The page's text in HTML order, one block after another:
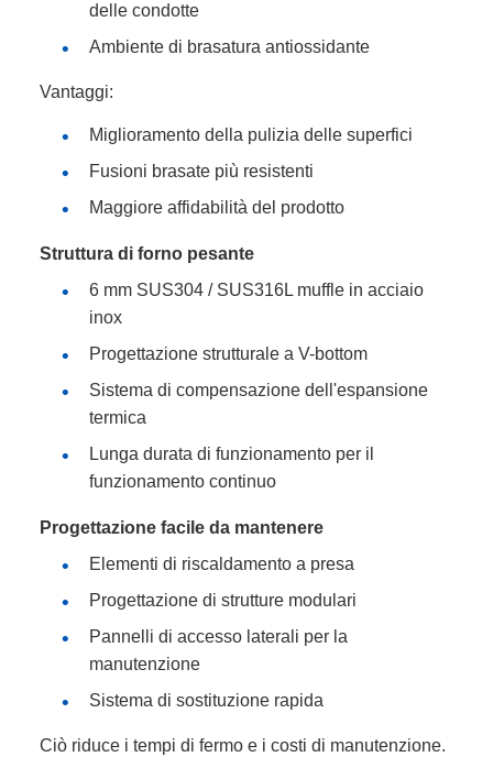
delle condotte
Ambiente di brasatura antiossidante
Vantaggi:
Miglioramento della pulizia delle superfici
Fusioni brasate più resistenti
Maggiore affidabilità del prodotto
Struttura di forno pesante
6 mm SUS304 / SUS316L muffle in acciaio
inox
Progettazione strutturale a V-bottom
Sistema di compensazione dell'espansione
termica
Lunga durata di funzionamento per il
funzionamento continuo
Progettazione facile da mantenere
Elementi di riscaldamento a presa
Progettazione di strutture modulari
Pannelli di accesso laterali per la
manutenzione
Sistema di sostituzione rapida
Ciò riduce i tempi di fermo e i costi di manutenzione.